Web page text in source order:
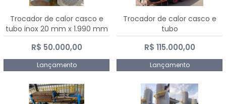
Trocador de calor casco e
tubo inox 20 mm x 1.990 mm
R$ 50.000,00
Lançamento
Trocador de calor casco e
tubo
R$ 115.000,00
Lançamento